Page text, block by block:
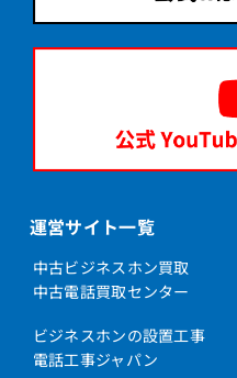
運営サイト一覧
中古ビジネスホン買取
中古電話買取センター
ビジネスホンの設置工事
電話工事ジャパン